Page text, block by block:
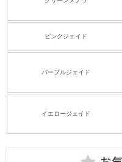
ピンクジェイド
パープルジェイド
イエロージェイド